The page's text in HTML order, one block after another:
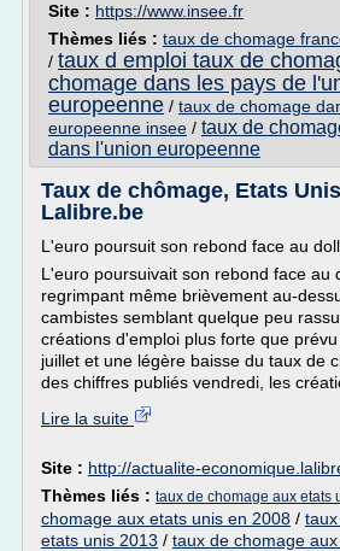
Site : https://www.insee.fr
Thèmes liés : taux de chomage
/ taux d emploi taux de
chomage dans les pays de
europeenne / taux de chomage
europeenne insee / taux de
dans l'union europeenne
Taux de chômage, Etats
Lalibre.be
L'euro poursuit son rebond face au
L'euro poursuivait son rebond face au
regrimpant même brièvement au-
cambistes semblant quelque peu
créations d'emploi plus forte que
juillet et une légère baisse du taux de
des chiffres publiés vendredi, les
Lire la suite
Site : http://actualite-
Thèmes liés : taux de chomage aux etats
chomage aux etats unis en 2008 /
etats unis 2013 / taux de chomage